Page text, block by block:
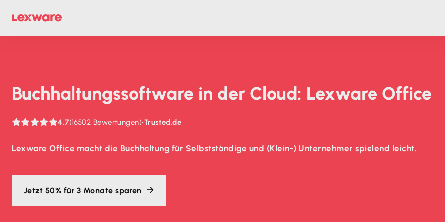
Buch­haltungs­soft­ware in der Cloud: Lexware Office
4,7(16502 Bewertungen)•Trusted.de
Lexware Office macht die Buchhaltung für Selbstständige und (Klein-) Unternehmer spielend leicht.
Jetzt 50% für 3 Monate sparen